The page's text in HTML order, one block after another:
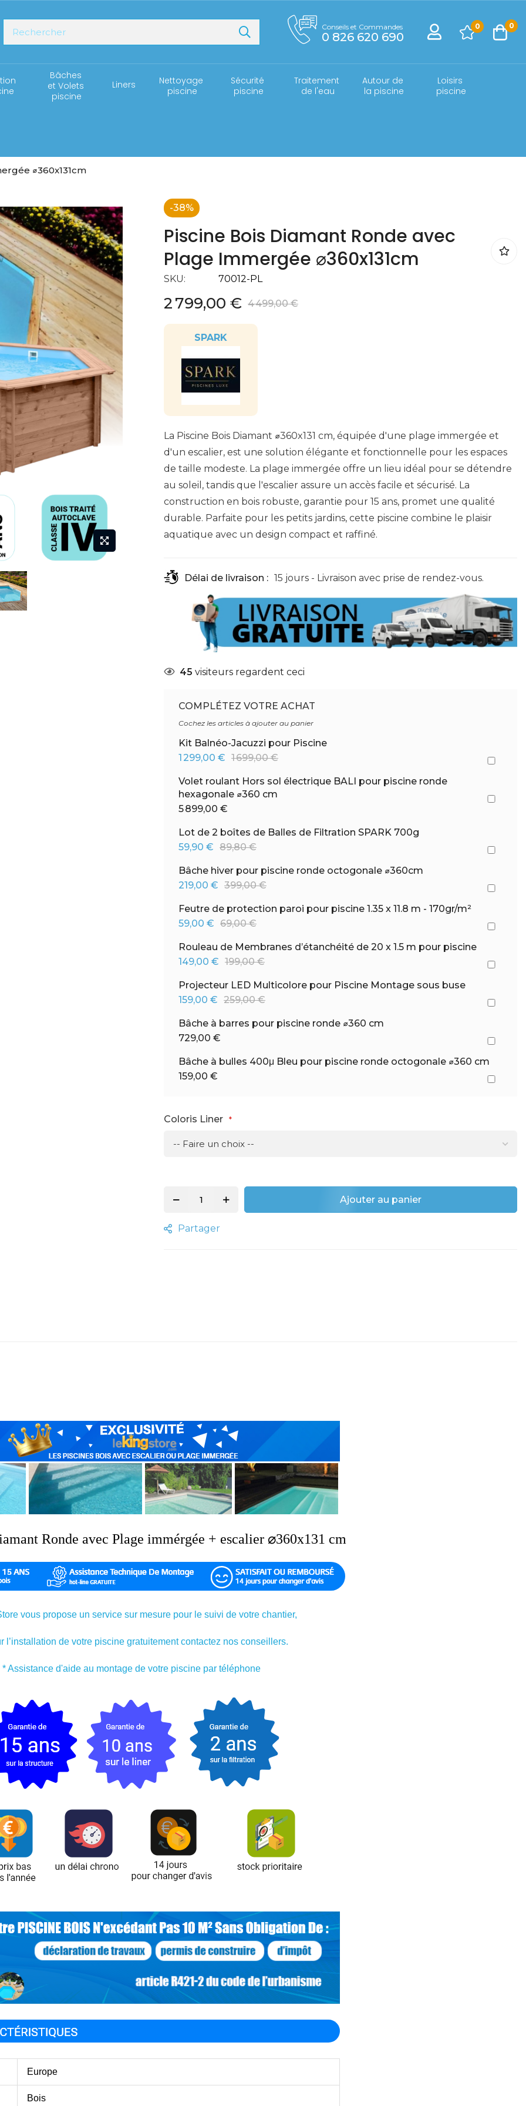
Conseils et Commandes
0 826 620 690
0 0
Bâches
et Volets
piscine
Liners
Nettoyage
piscine
Sécurité
piscine
Traitement
de l'eau
Autour de
la piscine
Loisirs
piscine
⌀360x131cm
-38%
Piscine Bois Diamant Ronde avec
Plage Immergée ⌀360x131cm
SKU 70012-PL
2 799,00 € 4 499,00 €
SPARK
La Piscine Bois Diamant ⌀360x131 cm, équipée d'une plage immergée et
d'un escalier, est une solution élégante et fonctionnelle pour les espaces
de taille modeste. La plage immergée offre un lieu idéal pour se détendre
au soleil, tandis que l'escalier assure un accès facile et sécurisé. La
construction en bois robuste, garantie pour 15 ans, promet une qualité
durable. Parfaite pour les petits jardins, cette piscine combine le plaisir
aquatique avec un design compact et raffiné.
Délai de livraison : 15 jours - Livraison avec prise de rendez-vous.
45 visiteurs regardent ceci
COMPLÉTEZ VOTRE ACHAT
Cochez les articles à ajouter au panier
Kit Balnéo-Jacuzzi pour Piscine
1 299,00 € 1 699,00 €
Volet roulant Hors sol électrique BALI pour piscine ronde
hexagonale ⌀360 cm
5 899,00 €
Lot de 2 boîtes de Balles de Filtration SPARK 700g
59,90 € 89,80 €
Bâche hiver pour piscine ronde octogonale ⌀360cm
219,00 € 399,00 €
Feutre de protection paroi pour piscine 1.35 x 11.8 m - 170gr/m²
59,00 € 69,00 €
Rouleau de Membranes d’étanchéité de 20 x 1.5 m pour piscine
149,00 € 199,00 €
Projecteur LED Multicolore pour Piscine Montage sous buse
159,00 € 259,00 €
Bâche à barres pour piscine ronde ⌀360 cm
729,00 €
Bâche à bulles 400μ Bleu pour piscine ronde octogonale ⌀360 cm
159,00 €
Coloris Liner
Ajouter au panier
Partager
Ronde avec Plage immérgée + escalier ⌀360x131 cm
vous propose un service sur mesure pour le suivi de votre chantier,
l’installation de votre piscine gratuitement contactez nos conseillers.
* Assistance d'aide au montage de votre piscine par téléphone
Europe
Bois